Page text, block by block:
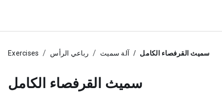
Exercises رباعي الرأس آلة سميث سميث القرفصاء الكامل
سميث القرفصاء الكامل